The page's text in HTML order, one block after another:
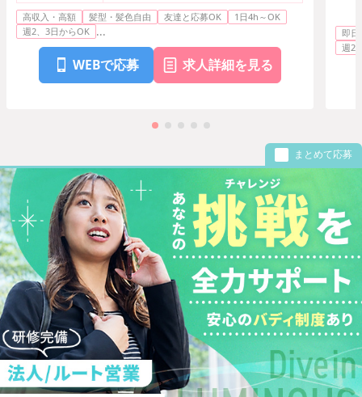
高収入・高額 髪型・髪色自由 友達と応募OK
1日4h～OK
週2、3日からOK ...
WEBで応募 求人詳細を見る
即日
週2
まとめて応募